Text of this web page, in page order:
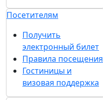
Посетителям
Получить
электронный билет
Правила посещения
Гостиницы и
визовая поддержка